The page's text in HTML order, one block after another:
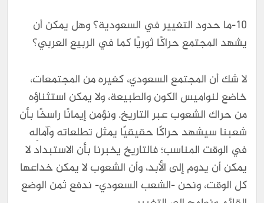
10-ما حدود التغيير في السعودية؟ وهل يمكن أن
يشهد المجتمع حراكًا ثوريًا كما في الربيع العربي؟
لا شك أن المجتمع السعودي، كغيره من المجتمعات،
خاضع لنواميس الكون والطبيعة، ولا يمكن استثناؤه
من حراك الشعوب عبر التاريخ. ونؤمن إيمانًا راسخًا بأن
شعبنا سيشهد حراكًا حقيقيًا يمثل تطلعاته وآمالِه
في الوقت المناسب؛ فالتاريخ يخبرنا بأن الاستبداد لا
يمكن أن يدوم إلى الأبد، وأن الشعوب لا يمكن خداعها
كل الوقت، ونحن -الشعب السعودي- ندفع ثمن الوضع